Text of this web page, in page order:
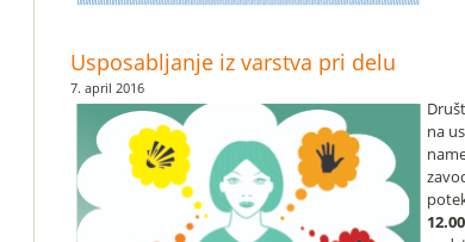
Usposabljanje iz varstva pri delu
7. april 2016
na
12.00